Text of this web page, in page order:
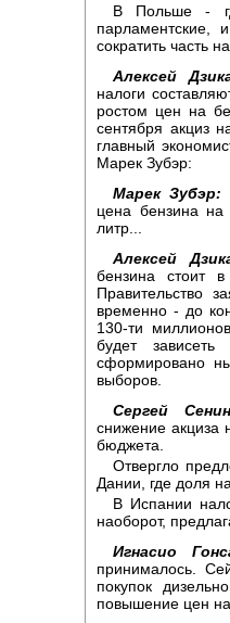
В Польше -
парламентские,
сократить часть
Алексей
налоги
ростом цен на
сентября акциз
главный
Марек Зубэр:
Марек Зубэр:
цена бензина на
литр...
Алексей
бензина стоит
Правительство
временно - до
130-ти
будет
сформировано
выборов.
Сергей
снижение
бюджета.
Отвергло
Дании, где доля
В Испании
наоборот,
Игнасио
принималось.
покупок
повышение цен